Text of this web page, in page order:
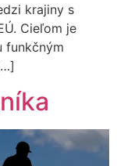
krajiny s
Cieľom je
funkčným